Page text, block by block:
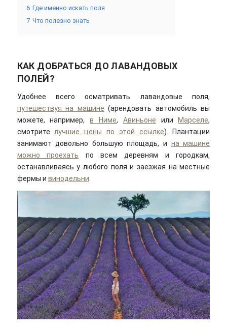
6 Где именно искать поля
7 Что полезно знать
КАК ДОБРАТЬСЯ ДО ЛАВАНДОВЫХ
ПОЛЕЙ?
Удобнее всего осматривать лавандовые поля,
путешествуя на машине (арендовать автомобиль вы
можете, например,в Ниме, Авиньоне или Марселе,
смотрителучшие цены по этой ссылке). Плантации
занимают довольно большую площадь, и на машине
можно проехать по всем деревням и городкам,
останавливаясь у любого поля и заезжая на местные
фермы и винодельни